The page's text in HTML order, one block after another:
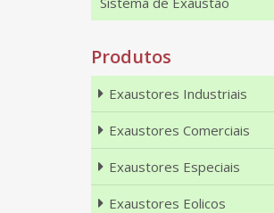
Produtos
Exaustores Industriais
Exaustores Comerciais
Exaustores Especiais
Exaustores Eolicos